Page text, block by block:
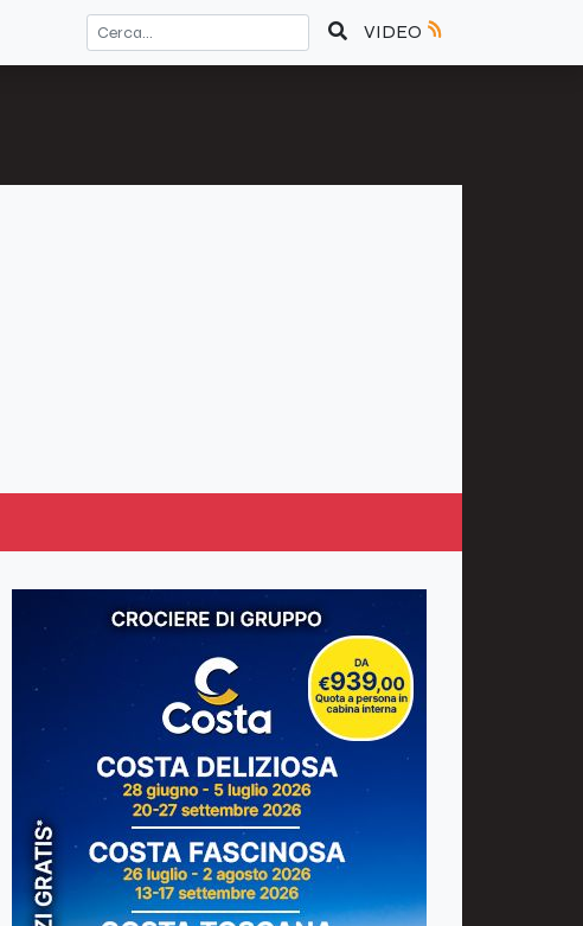
VIDEO